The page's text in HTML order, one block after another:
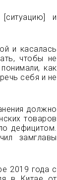
и
и касалась
чтобы не
как
себя и не
должно
товаров
дефицитом.
замглавы
2019 года с